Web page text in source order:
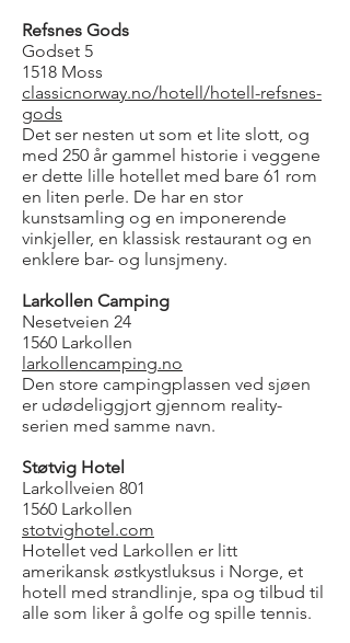
Refsnes Gods
Godset 5
1518 Moss
classicnorway.no/hotell/hotell-refsnes-
gods
Det ser nesten ut som et lite slott, og
med 250 år gammel historie i veggene
er dette lille hotellet med bare 61 rom
en liten perle. De har en stor
kunstsamling og en imponerende
vinkjeller, en klassisk restaurant og en
enklere bar- og lunsjmeny.
Larkollen Camping
Nesetveien 24
1560 Larkollen
larkollencamping.no
Den store campingplassen ved sjøen
er udødeliggjort gjennom reality-
serien med samme navn.
Støtvig Hotel
Larkollveien 801
1560 Larkollen
stotvighotel.com
Hotellet ved Larkollen er litt
amerikansk østkystluksus i Norge, et
hotell med strandlinje, spa og tilbud til
alle som liker å golfe og spille tennis.